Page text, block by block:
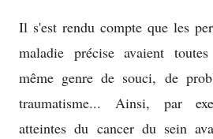
Il s'est rendu compte que les
maladie précise avaient
même genre de souci, de
traumatisme... Ainsi, par
atteintes du cancer du sein